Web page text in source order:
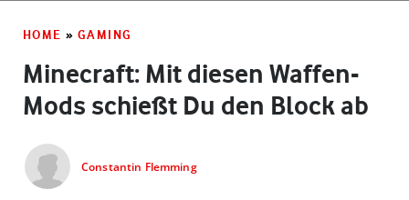
HOME » GAMING
Minecraft: Mit diesen Waffen-
Mods schießt Du den Block ab
Constantin Flemming